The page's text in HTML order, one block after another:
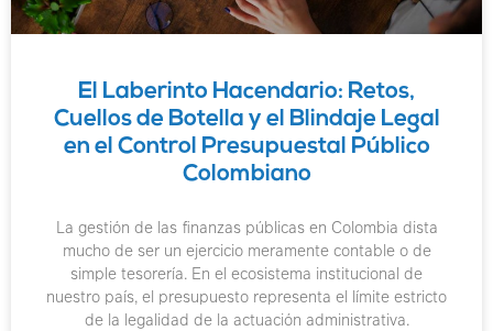
El Laberinto Hacendario: Retos,
Cuellos de Botella y el Blindaje Legal
en el Control Presupuestal Público
Colombiano
La gestión de las finanzas públicas en Colombia dista
mucho de ser un ejercicio meramente contable o de
simple tesorería. En el ecosistema institucional de
nuestro país, el presupuesto representa el límite estricto
de la legalidad de la actuación administrativa.